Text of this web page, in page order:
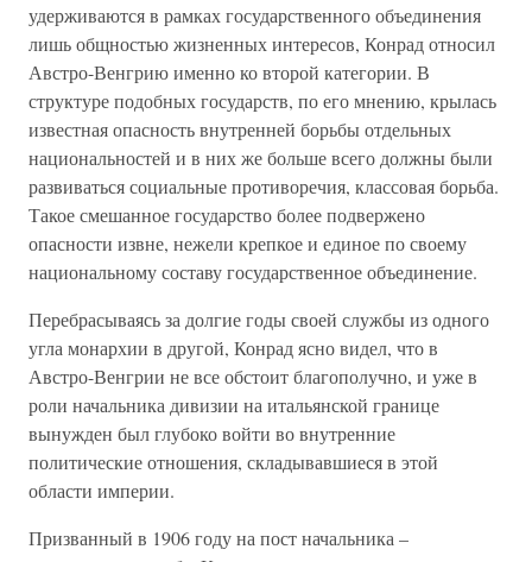
удерживаются в рамках государственного объединения
лишь общностью жизненных интересов, Конрад относил
Австро-Венгрию именно ко второй категории. В
структуре подобных государств, по его мнению, крылась
известная опасность внутренней борьбы отдельных
национальностей и в них же больше всего должны были
развиваться социальные противоречия, классовая борьба.
Такое смешанное государство более подвержено
опасности извне, нежели крепкое и единое по своему
национальному составу государственное объединение.
Перебрасываясь за долгие годы своей службы из одного
угла монархии в другой, Конрад ясно видел, что в
Австро-Венгрии не все обстоит благополучно, и уже в
роли начальника дивизии на итальянской границе
вынужден был глубоко войти во внутренние
политические отношения, складывавшиеся в этой
области империи.
Призванный в 1906 году на пост начальника –